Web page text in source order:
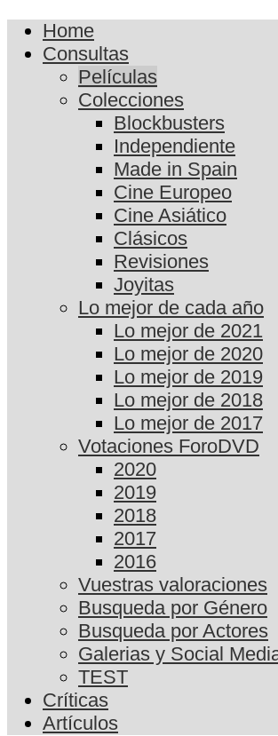
Home
Consultas
Películas
Colecciones
Blockbusters
Independiente
Made in Spain
Cine Europeo
Cine Asiático
Clásicos
Revisiones
Joyitas
Lo mejor de cada año
Lo mejor de 2021
Lo mejor de 2020
Lo mejor de 2019
Lo mejor de 2018
Lo mejor de 2017
Votaciones ForoDVD
2020
2019
2018
2017
2016
Vuestras valoraciones
Busqueda por Género
Busqueda por Actores
Galerias y Social
TEST
Críticas
Artículos